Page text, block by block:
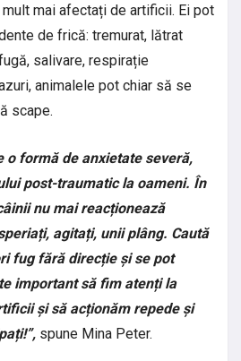
mai afectați de artificii. Ei pot
de frică: tremurat, lătrat
salivare, respirație
animalele pot chiar să se
scape.
o formă de anxietate severă,
post-traumatic la oameni. În
nu mai reacționează
agitați, unii plâng. Caută
fug fără direcție și se pot
important să fim atenți la
și să acționăm repede și
spune Mina Peter.